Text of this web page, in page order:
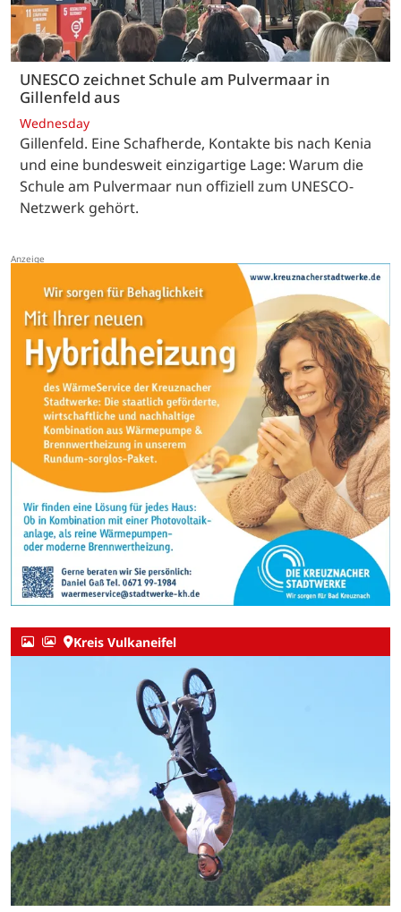
UNESCO zeichnet Schule am Pulvermaar in
Gillenfeld aus
Wednesday
Gillenfeld. Eine Schafherde, Kontakte bis nach Kenia
und eine bundesweit einzigartige Lage: Warum die
Schule am Pulvermaar nun offiziell zum UNESCO-
Netzwerk gehört.
Kreis Vulkaneifel